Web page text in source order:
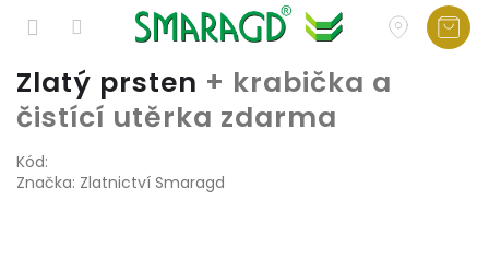
Přejít
na
obsah
Zlatý prsten + krabička a
čistící utěrka zdarma
Kód:
Značka: Zlatnictví Smaragd